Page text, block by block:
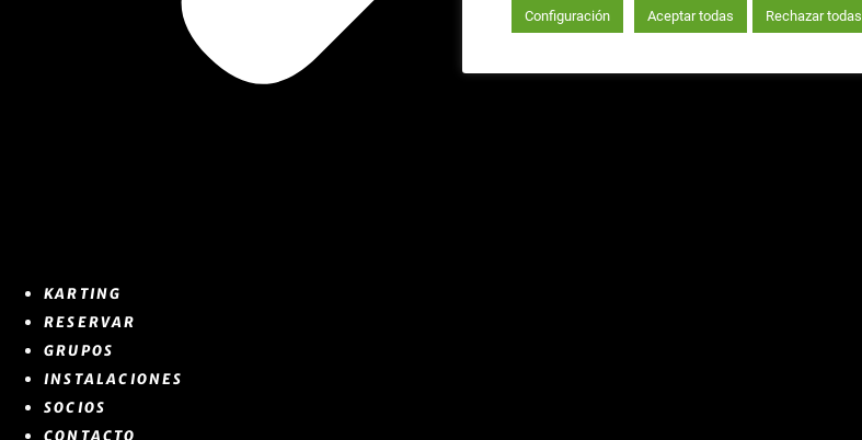
KARTING
RESERVAR
GRUPOS
INSTALACIONES
SOCIOS
CONTACTO
Configuración Aceptar todas Rechazar todas